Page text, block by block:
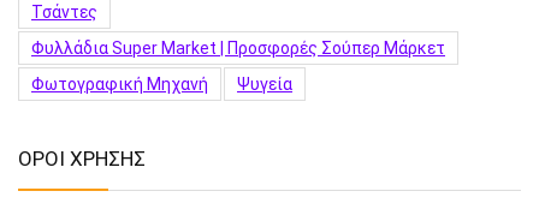
Τσάντες
Φυλλάδια Super Market | Προσφορές Σούπερ Μάρκετ
Φωτογραφική Μηχανή
Ψυγεία
ΟΡΟΙ ΧΡΗΣΗΣ